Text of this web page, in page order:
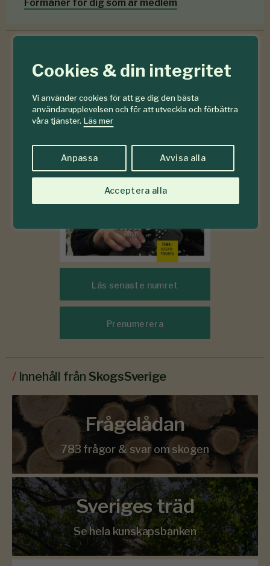
Cookies & din integritet
Vi använder cookies för att ge dig den bästa
användarupplevelsen och för att utveckla och förbättra
våra tjänster. Läs mer
Anpassa Avvisa alla
Acceptera alla
Förmåner för dig som är medlem
6-7
2026
Läs senaste numret
Prenumerera
/ Innehåll från SkogsSverige
Frågelådan
783 frågor & svar om skogen
Sveriges träd
Se hela kunskapsbanken